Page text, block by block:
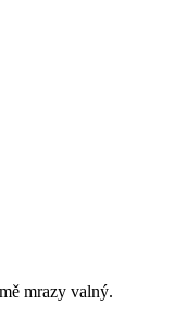
mrazy valný.